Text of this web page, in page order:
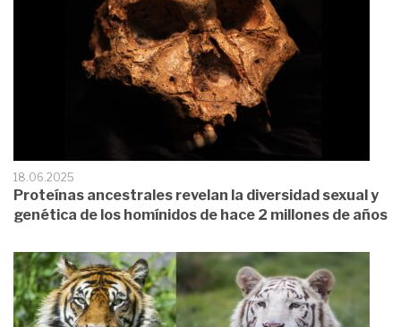
18.06.2025
Proteínas ancestrales revelan la diversidad sexual y
genética de los homínidos de hace 2 millones de años